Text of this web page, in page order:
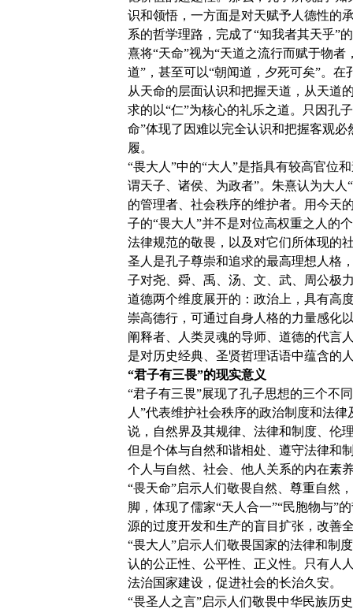
识和领悟，一方面是对天赋予人德性的
系的哲学理路，完成了“知我者其天乎”
熹将“天命”视为“天道之流行而赋于物
道”，甚至可以“朝闻道，夕死可矣”。
从天命的层面认识和把握天道，从天道
求的以“仁”为核心的礼乐之道。只因孔
命”体现了因难以完全认识和把握客观
履。
“畏大人”中的“大人”是指具有较高官位
谓天子、诸侯、为政者”。朱熹认为大
的管理者、社会秩序的维护者。用今天
子的“畏大人”并不是对位高权重之人的
法律规范的敬畏，以及对它们所体现的
圣人是孔子尊崇和追求的最高理想人格
子对尧、舜、禹、汤、文、武、周公极
道德两个维度展开的：政治上，具有高
崇高德行，可通过自身人格的力量感化
阐释者、人类灵魂的导师、道德的代言
是对历史经典、圣贤哲理话语中蕴含的
“君子有三畏”的现实意义
“君子有三畏”展现了孔子思想的三个不
人”代表维护社会秩序的政治制度和法
说，自然界及其规律、法律和制度、伦
但是个体与自然和谐相处、遵守法律和
个人与自然、社会、他人关系的内在素
“畏天命”启示人们敬畏自然、尊重自然
脚，体现了儒家“天人合一”“民胞物与”
源的过度开发和生产的盲目扩张，改善
“畏大人”启示人们敬畏国家的法律和制
认的公正性、公平性、正义性。只有人
法治国家建设，促进社会的长治久安。
“畏圣人之言”启示人们敬畏中华民族历